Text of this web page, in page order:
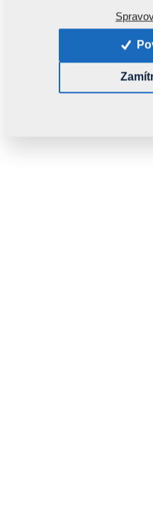
Tento díl je použitelný i